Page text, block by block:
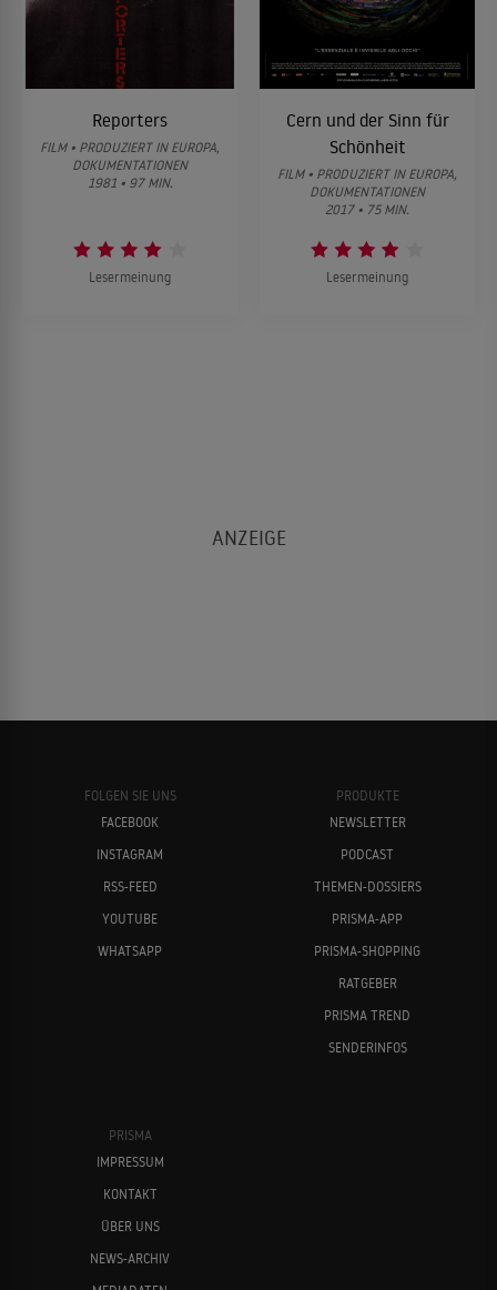
Reporters
FILM • PRODUZIERT IN EUROPA,
DOKUMENTATIONEN
1981 • 97 MIN.
Lesermeinung
Cern und der Sinn für
Schönheit
FILM • PRODUZIERT IN EUROPA,
DOKUMENTATIONEN
2017 • 75 MIN.
Lesermeinung
FOLGEN SIE UNS
FACEBOOK
INSTAGRAM
RSS-FEED
YOUTUBE
WHATSAPP
PRODUKTE
NEWSLETTER
PODCAST
THEMEN-DOSSIERS
PRISMA-APP
PRISMA-SHOPPING
RATGEBER
PRISMA TREND
SENDERINFOS
PRISMA
IMPRESSUM
KONTAKT
ÜBER UNS
NEWS-ARCHIV